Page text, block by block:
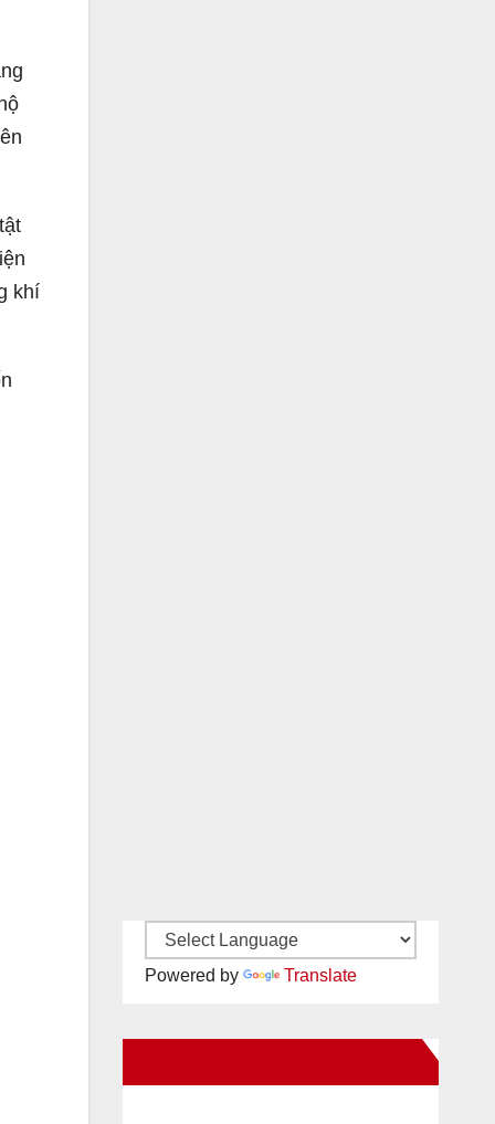
khí
Powered by Translate